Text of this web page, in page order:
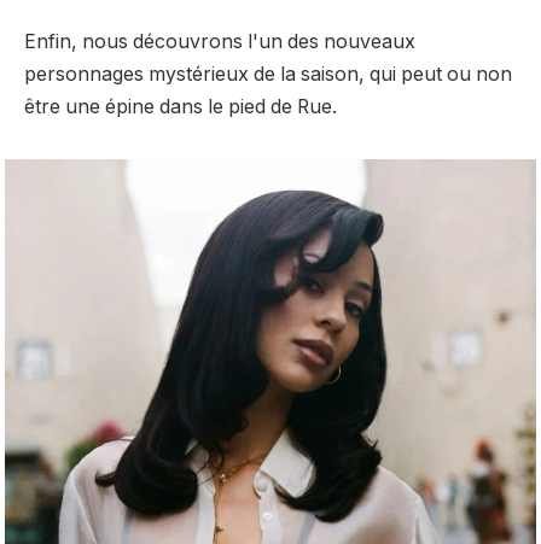
Enfin, nous découvrons l'un des nouveaux
personnages mystérieux de la saison, qui peut ou non
être une épine dans le pied de Rue.